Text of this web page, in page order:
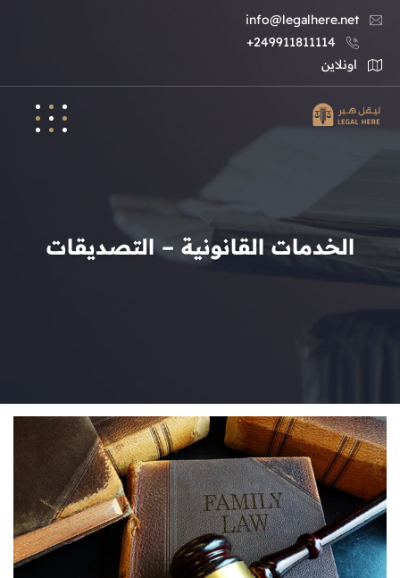
info@legalhere.net
249911811114+
اونلاين
الخدمات القانونية – التصديقات